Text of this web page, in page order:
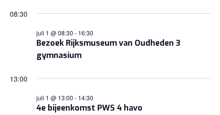
2026
08:30
Bezoek Rijksmuseum van Oudheden 3
gymnasium
juli 1 @ 08:30 - 16:30
13:00
4e bijeenkomst PWS 4 havo
juli 1 @ 13:00 - 14:30